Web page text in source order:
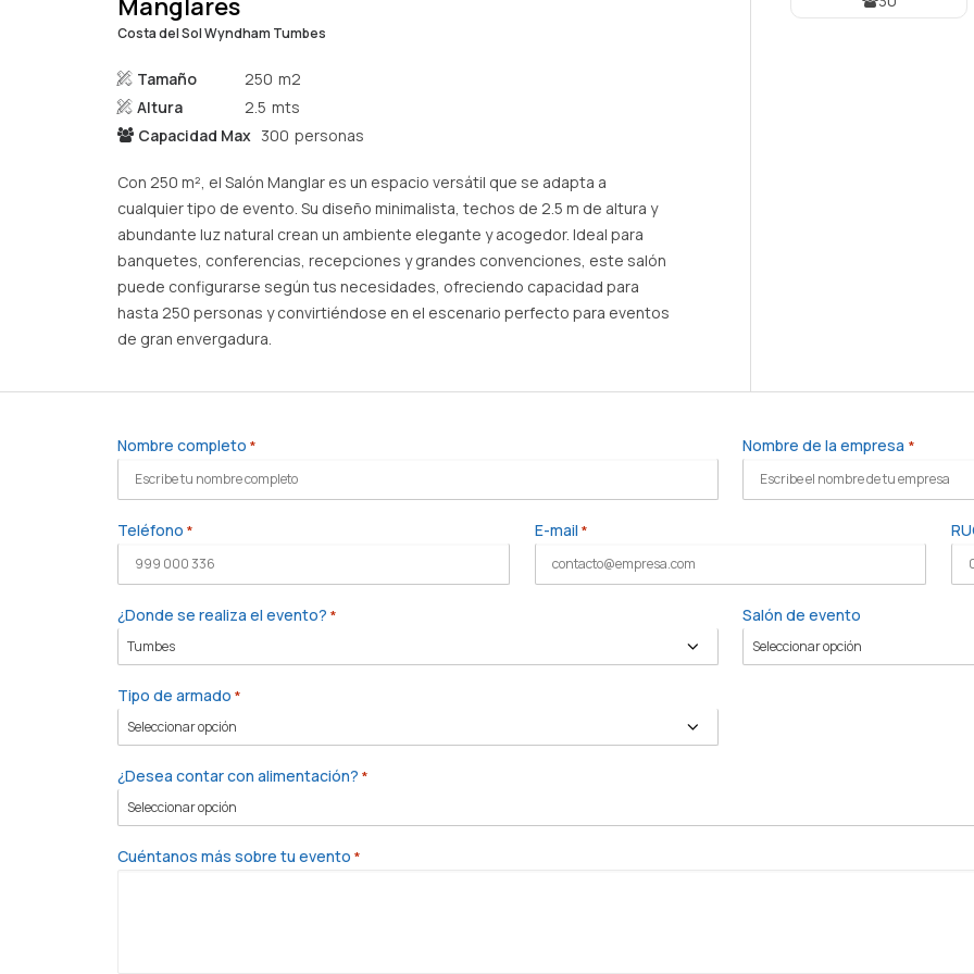
Manglares
Costa del Sol Wyndham Tumbes
Tamaño
250
Altura
2.5
Capacidad Max 300
Con 250 m², el Salón Manglar es un espacio versátil que se adapta a
cualquier tipo de evento. Su diseño minimalista, techos de 2.5 m de altura y
abundante luz natural crean un ambiente elegante y acogedor. Ideal para
banquetes, conferencias, recepciones y grandes convenciones, este salón
puede configurarse según tus necesidades, ofreciendo capacidad para
hasta 250 personas y convirtiéndose en el escenario perfecto para eventos
de gran envergadura.
Nombre completo * Nombre de la empresa *
Teléfono * E-mail *
¿Donde se realiza el evento? * Salón de evento
Tipo de armado *
¿Desea contar con alimentación? *
Cuéntanos más sobre tu evento *